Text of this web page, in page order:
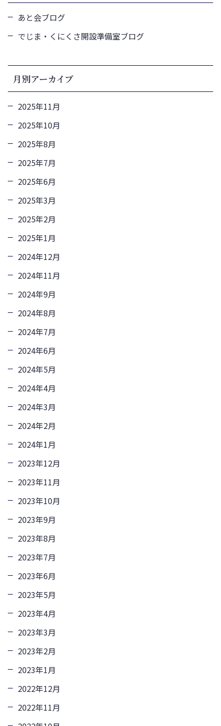
あと会ブログ
でじま・くにくさ開設準備室ブログ
月別アーカイブ
2025年11月
2025年10月
2025年8月
2025年7月
2025年6月
2025年3月
2025年2月
2025年1月
2024年12月
2024年11月
2024年9月
2024年8月
2024年7月
2024年6月
2024年5月
2024年4月
2024年3月
2024年2月
2024年1月
2023年12月
2023年11月
2023年10月
2023年9月
2023年8月
2023年7月
2023年6月
2023年5月
2023年4月
2023年3月
2023年2月
2023年1月
2022年12月
2022年11月